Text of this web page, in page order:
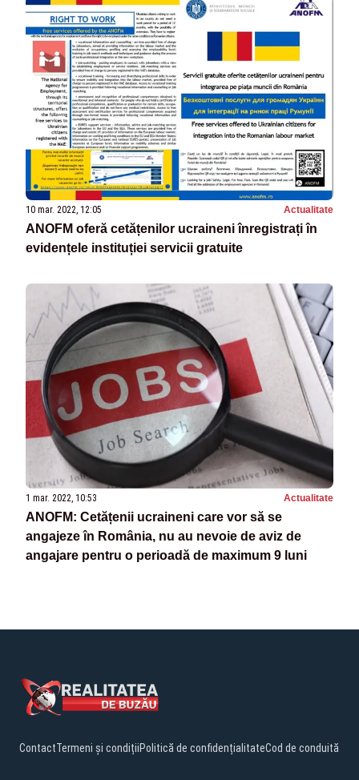
10 mar. 2022, 12:05 Actualitate
ANOFM oferă cetățenilor ucraineni înregistrați în
evidențele instituției servicii gratuite
1 mar. 2022, 10:53 Actualitate
ANOFM: Cetățenii ucraineni care vor să se
angajeze în România, nu au nevoie de aviz de
angajare pentru o perioadă de maximum 9 luni
ContactTermeni și condițiiPolitică de confidențialitateCod de conduită